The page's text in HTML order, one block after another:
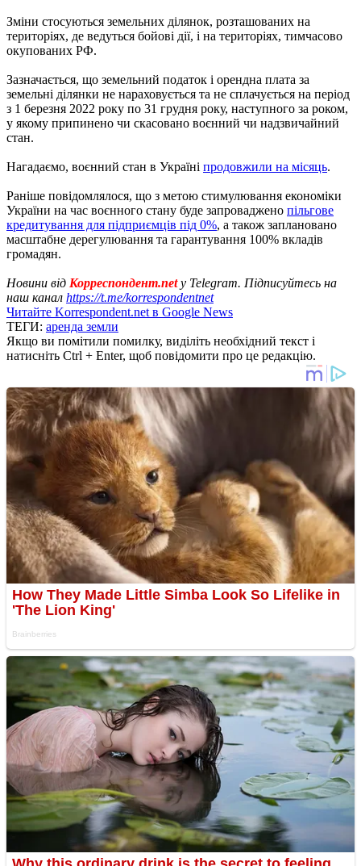
Зміни стосуються земельних ділянок, розташованих на
територіях, де ведуться бойові дії, і на територіях, тимчасово
окупованих РФ.
Зазначається, що земельний податок і орендна плата за
земельні ділянки не нараховується та не сплачується на період
з 1 березня 2022 року по 31 грудня року, наступного за роком,
у якому припинено чи скасовано воєнний чи надзвичайний
стан.
Нагадаємо, воєнний стан в Україні продовжили на місяць.
Раніше повідомлялося, що з метою стимулювання економіки
України на час воєнного стану буде запроваджено пільгове
кредитування для підприємців під 0%, а також заплановано
масштабне дерегулювання та гарантування 100% вкладів
громадян.
Новини від Корреспондент.netу Telegram. Підписуйтесь на
наш канал https://t.me/korrespondentnet
Читайте Korrespondent.net в Google News
ТЕГИ: аренда земли
Якщо ви помітили помилку, виділіть необхідний текст і
натисніть Ctrl + Enter, щоб повідомити про це редакцію.